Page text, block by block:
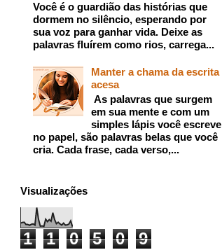
Você é o guardião das histórias que
dormem no silêncio, esperando por
sua voz para ganhar vida. Deixe as
palavras fluírem como rios, carrega...
Manter a chama da escrita
acesa
As palavras que surgem
em sua mente e com um
simples lápis você escreve
no papel, são palavras belas que você
cria. Cada frase, cada verso,...
Visualizações
1 1 0 5 0 9